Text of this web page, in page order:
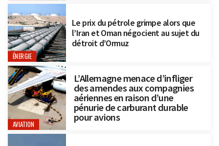
ÉNERGIE
Le prix du pétrole grimpe alors que
l’Iran et Oman négocient au sujet du
détroit d’Ormuz
AVIATION
L’Allemagne menace d’infliger
des amendes aux compagnies
aériennes en raison d’une
pénurie de carburant durable
pour avions